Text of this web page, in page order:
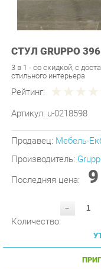
СТУЛ GRUPPO
3 в 1 - со скидкой, с
Рейтинг:
Артикул: u-0218598
Продавец:
Производитель:Gruppo
Последняя цена: 9
-